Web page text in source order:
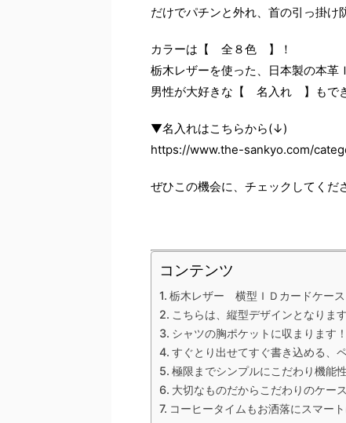
だけでパチンと外れ、首の引っ掛け
カラーは【 全８色 】！
栃木レザーを使った、日本製の本革
男性が大好きな【 名入れ 】もでき
▼名入れはこちらから(↓)
https://www.the-sankyo.com/
ぜひこの機会に、チェックしてくだ
コンテンツ
栃木レザー 横型ＩＤカードケース
こちらは、縦型デザインとなります
シャツの胸ポケットに収まります
すぐとり出せてすぐ書き込める、
極限までシンプルにこだわり機能
大切なものだからこだわりのケー
コーヒータイムもお洒落にスマー